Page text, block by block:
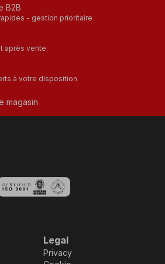
B2B
- gestion prioritaire
après vente
à votre disposition
magasin
Legal
Privacy